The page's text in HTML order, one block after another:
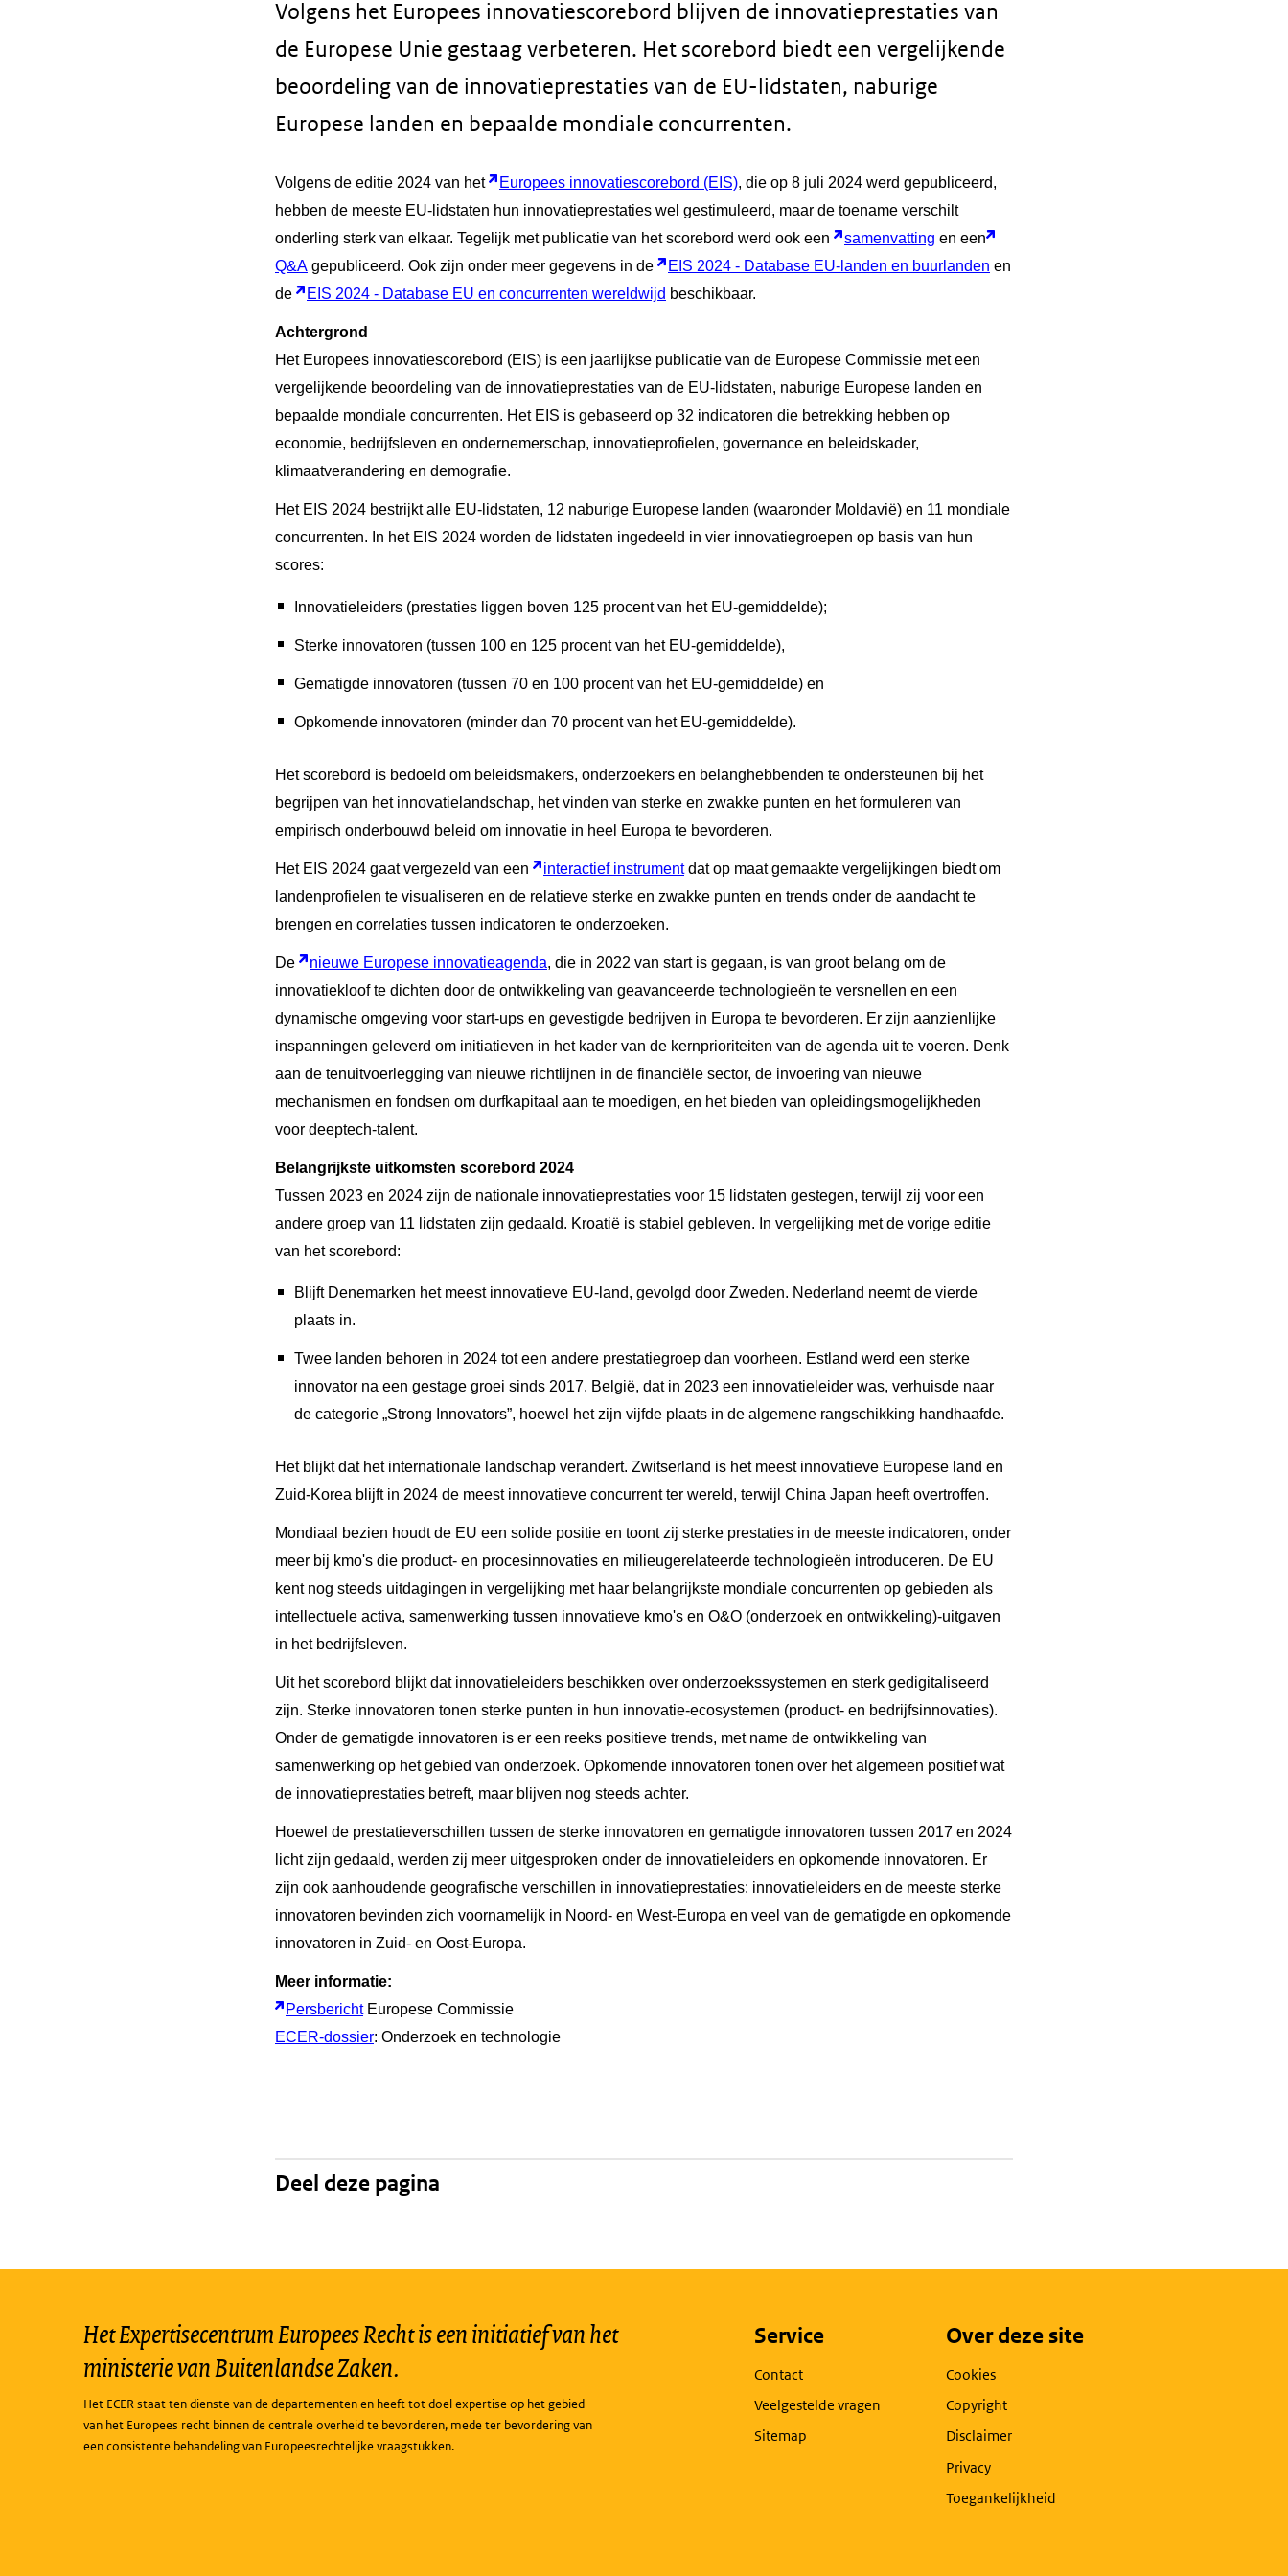
Volgens het Europees innovatiescorebord blijven de innovatieprestaties van
de Europese Unie gestaag verbeteren. Het scorebord biedt een vergelijkende
beoordeling van de innovatieprestaties van de EU-lidstaten, naburige
Europese landen en bepaalde mondiale concurrenten.
Volgens de editie 2024 van het Europees innovatiescorebord (EIS), die op 8 juli 2024 werd gepubliceerd,
hebben de meeste EU-lidstaten hun innovatieprestaties wel gestimuleerd, maar de toename verschilt
onderling sterk van elkaar. Tegelijk met publicatie van het scorebord werd ook een
samenvatting en een
Q&A gepubliceerd. Ook zijn onder meer gegevens in de EIS 2024 - Database EU-landen en buurlanden en
de
EIS 2024 - Database EU en concurrenten wereldwijd beschikbaar.
Achtergrond
Het Europees innovatiescorebord (EIS) is een jaarlijkse publicatie van de Europese Commissie met een
vergelijkende beoordeling van de innovatieprestaties van de EU-lidstaten, naburige Europese landen en
bepaalde mondiale concurrenten. Het EIS is gebaseerd op 32 indicatoren die betrekking hebben op
economie, bedrijfsleven en ondernemerschap, innovatieprofielen, governance en beleidskader,
klimaatverandering en demografie.
Het EIS 2024 bestrijkt alle EU-lidstaten, 12 naburige Europese landen (waaronder Moldavië) en 11 mondiale
concurrenten. In het EIS 2024 worden de lidstaten ingedeeld in vier innovatiegroepen op basis van hun
scores:
Innovatieleiders (prestaties liggen boven 125 procent van het EU-gemiddelde);
Sterke innovatoren (tussen 100 en 125 procent van het EU-gemiddelde),
Gematigde innovatoren (tussen 70 en 100 procent van het EU-gemiddelde) en
Opkomende innovatoren (minder dan 70 procent van het EU-gemiddelde).
Het scorebord is bedoeld om beleidsmakers, onderzoekers en belanghebbenden te ondersteunen bij het
begrijpen van het innovatielandschap, het vinden van sterke en zwakke punten en het formuleren van
empirisch onderbouwd beleid om innovatie in heel Europa te bevorderen.
Het EIS 2024 gaat vergezeld van een interactief instrumentdat op maat gemaakte vergelijkingen biedt om
landenprofielen te visualiseren en de relatieve sterke en zwakke punten en trends onder de aandacht te
brengen en correlaties tussen indicatoren te onderzoeken.
De nieuwe Europese innovatieagenda, die in 2022 van start is gegaan, is van groot belang om de
innovatiekloof te dichten door de ontwikkeling van geavanceerde technologieën te versnellen en een
dynamische omgeving voor start-ups en gevestigde bedrijven in Europa te bevorderen. Er zijn aanzienlijke
inspanningen geleverd om initiatieven in het kader van de kernprioriteiten van de agenda uit te voeren. Denk
aan de tenuitvoerlegging van nieuwe richtlijnen in de financiële sector, de invoering van nieuwe
mechanismen en fondsen om durfkapitaal aan te moedigen, en het bieden van opleidingsmogelijkheden
voor deeptech-talent.
Belangrijkste uitkomsten scorebord 2024
Tussen 2023 en 2024 zijn de nationale innovatieprestaties voor 15 lidstaten gestegen, terwijl zij voor een
andere groep van 11 lidstaten zijn gedaald. Kroatië is stabiel gebleven. In vergelijking met de vorige editie
van het scorebord:
Blijft Denemarken het meest innovatieve EU-land, gevolgd door Zweden. Nederland neemt de vierde
plaats in.
Twee landen behoren in 2024 tot een andere prestatiegroep dan voorheen. Estland werd een sterke
innovator na een gestage groei sinds 2017. België, dat in 2023 een innovatieleider was, verhuisde naar
de categorie „Strong Innovators”, hoewel het zijn vijfde plaats in de algemene rangschikking handhaafde.
Het blijkt dat het internationale landschap verandert. Zwitserland is het meest innovatieve Europese land en
Zuid-Korea blijft in 2024 de meest innovatieve concurrent ter wereld, terwijl China Japan heeft overtroffen.
Mondiaal bezien houdt de EU een solide positie en toont zij sterke prestaties in de meeste indicatoren, onder
meer bij kmo's die product- en procesinnovaties en milieugerelateerde technologieën introduceren. De EU
kent nog steeds uitdagingen in vergelijking met haar belangrijkste mondiale concurrenten op gebieden als
intellectuele activa, samenwerking tussen innovatieve kmo's en O&O (onderzoek en ontwikkeling)-uitgaven
in het bedrijfsleven.
Uit het scorebord blijkt dat innovatieleiders beschikken over onderzoekssystemen en sterk gedigitaliseerd
zijn. Sterke innovatoren tonen sterke punten in hun innovatie-ecosystemen (product- en bedrijfsinnovaties).
Onder de gematigde innovatoren is er een reeks positieve trends, met name de ontwikkeling van
samenwerking op het gebied van onderzoek. Opkomende innovatoren tonen over het algemeen positief wat
de innovatieprestaties betreft, maar blijven nog steeds achter.
Hoewel de prestatieverschillen tussen de sterke innovatoren en gematigde innovatoren tussen 2017 en 2024
licht zijn gedaald, werden zij meer uitgesproken onder de innovatieleiders en opkomende innovatoren. Er
zijn ook aanhoudende geografische verschillen in innovatieprestaties: innovatieleiders en de meeste sterke
innovatoren bevinden zich voornamelijk in Noord- en West-Europa en veel van de gematigde en opkomende
innovatoren in Zuid- en Oost-Europa.
Meer informatie:
PersberichtEuropese Commissie
ECER-dossier: Onderzoek en technologie
Deel deze pagina
Het Expertisecentrum Europees Recht is een initiatief van het
ministerie van Buitenlandse Zaken.
Het ECER staat ten dienste van de departementen en heeft tot doel expertise op het gebied
van het Europees recht binnen de centrale overheid te bevorderen, mede ter bevordering van
een consistente behandeling van Europeesrechtelijke vraagstukken.
Service
Contact
Veelgestelde vragen
Sitemap
Over deze site
Cookies
Copyright
Disclaimer
Privacy
Toegankelijkheid